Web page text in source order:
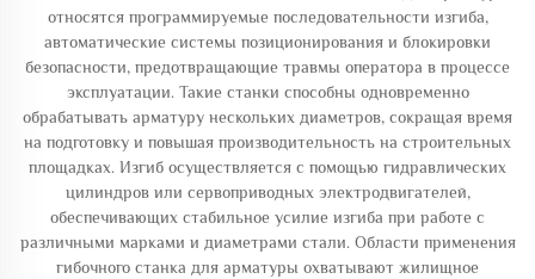
относятся программируемые последовательности изгиба,
автоматические системы позиционирования и блокировки
безопасности, предотвращающие травмы оператора в процессе
эксплуатации. Такие станки способны одновременно
обрабатывать арматуру нескольких диаметров, сокращая время
на подготовку и повышая производительность на строительных
площадках. Изгиб осуществляется с помощью гидравлических
цилиндров или сервоприводных электродвигателей,
обеспечивающих стабильное усилие изгиба при работе с
различными марками и диаметрами стали. Области применения
гибочного станка для арматуры охватывают жилищное